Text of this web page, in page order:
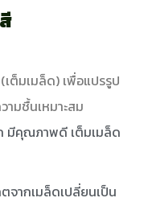
ต็มเมล็ด) เพื่อแปรรูป
ามชื้นเหมาะสม
มีคุณภาพดี เต็มเมล็ด
จากเมล็ดเปลี่ยนเป็น